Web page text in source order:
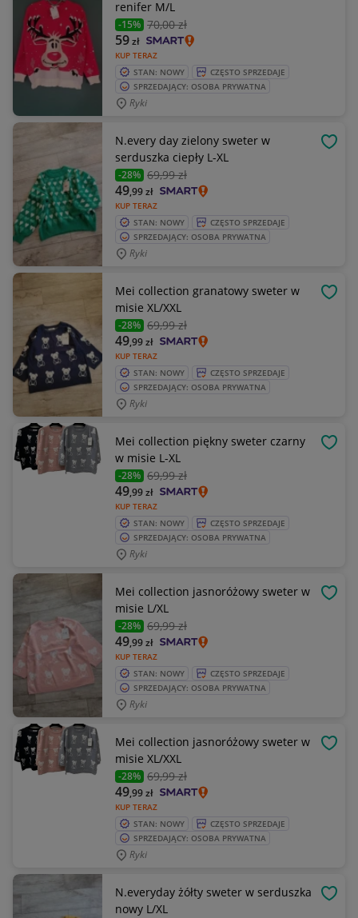
renifer M/L
-15% 70,00 zł
KUP TERAZ
59zł
STAN: NOWY
CZĘSTO SPRZEDAJE
SPRZEDAJĄCY: OSOBA PRYWATNA
Ryki
N.every day zielony sweter w
serduszka ciepły L-XL
-28% 69,99 zł
KUP TERAZ
49,99zł
STAN: NOWY
CZĘSTO SPRZEDAJE
SPRZEDAJĄCY: OSOBA PRYWATNA
Ryki
Mei collection granatowy sweter w
misie XL/XXL
-28% 69,99 zł
KUP TERAZ
49,99zł
STAN: NOWY
CZĘSTO SPRZEDAJE
SPRZEDAJĄCY: OSOBA PRYWATNA
Ryki
Mei collection piękny sweter czarny
w misie L-XL
-28% 69,99 zł
KUP TERAZ
49,99zł
STAN: NOWY
CZĘSTO SPRZEDAJE
SPRZEDAJĄCY: OSOBA PRYWATNA
Ryki
Mei collection jasnoróżowy sweter w
misie L/XL
-28% 69,99 zł
KUP TERAZ
49,99zł
STAN: NOWY
CZĘSTO SPRZEDAJE
SPRZEDAJĄCY: OSOBA PRYWATNA
Ryki
Mei collection jasnoróżowy sweter w
misie XL/XXL
-28% 69,99 zł
KUP TERAZ
49,99zł
STAN: NOWY
CZĘSTO SPRZEDAJE
SPRZEDAJĄCY: OSOBA PRYWATNA
Ryki
N.everyday żółty sweter w serduszka
nowy L/XL